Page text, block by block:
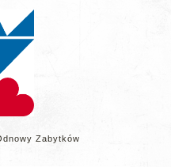
Zabytków